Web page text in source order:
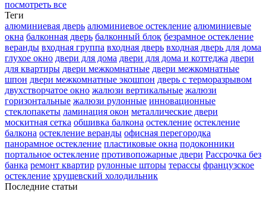
посмотреть все
Теги
алюминиевая дверь алюминиевое остекление алюминиевые
окна балконная дверь балконный блок безрамное остекление
веранды входная группа входная дверь входная дверь для дома
глухое окно двери для дома двери для дома и коттеджа двери
для квартиры двери межкомнатные двери межкомнатные
шпон двери межкомнатные экошпон дверь с терморазрывом
двухстворчатое окно жалюзи вертикальные жалюзи
горизонтальные жалюзи рулонные инновационные
стеклопакеты ламинация окон металлические двери
москитная сетка обшивка балкона остекление остекление
балкона остекление веранды офисная перегородка
панорамное остекление пластиковые окна подоконники
портальное остекление противопожарные двери Рассрочка без
банка ремонт квартир рулонные шторы терассы французское
остекление хрущевский холодильник
Последние статьи